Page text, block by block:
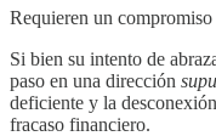
Requieren un
Si bien su intento de
paso en una dirección
deficiente y la
fracaso financiero.